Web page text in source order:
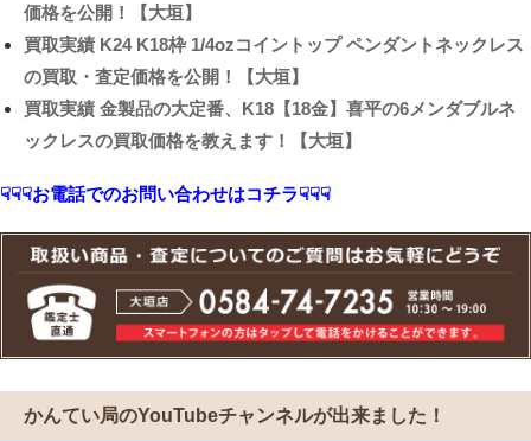
価格を公開！【大垣】
買取実績 K24 K18枠 1/4ozコイントップ ペンダントネックレス
の買取・査定価格を公開！【大垣】
買取実績 金製品の大定番、K18【18金】喜平の6メンダブルネ
ックレスの買取価格を教えます！【大垣】
☟☟☟お電話でのお問い合わせはコチラ☟☟☟
かんてい局のYouTubeチャンネルが出来ました！